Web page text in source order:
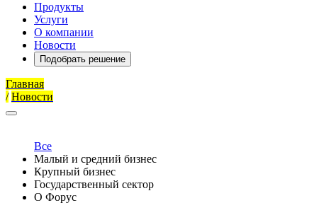
Продукты
Услуги
О компании
Новости
Подобрать решение
Главная
/ Новости
Все
Малый и средний бизнес
Крупный бизнес
Государственный сектор
О Форус